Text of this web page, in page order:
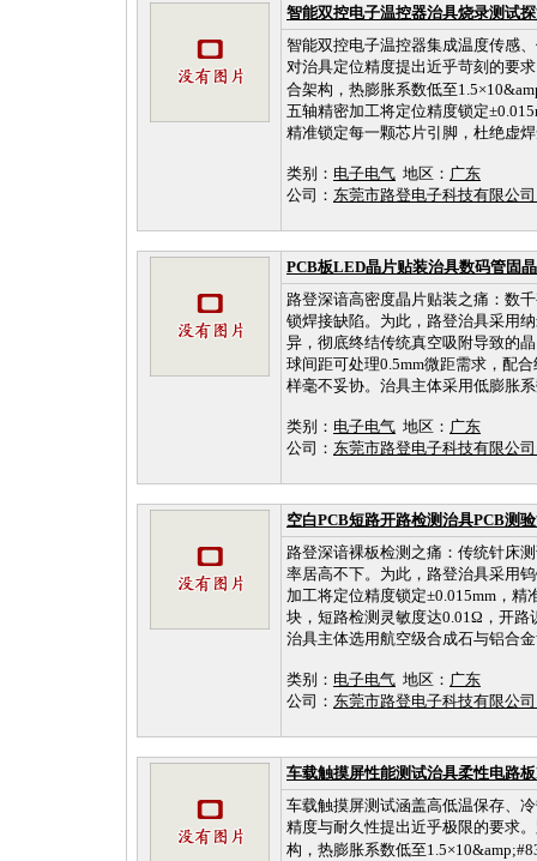
智能双控电子温控器治具烧录测试
智能双控电子温控器集成温度传感
对治具定位精度提出近乎苛刻的要
合架构，热膨胀系数低至
五轴精密加工将定位精度锁定
精准锁定每一颗芯片引脚，杜绝虚
类别： 电子电气 地区： 广东
公司： 东莞市路登电子科技有限公
PCB板LED晶片贴装治具数码管固
路登深谙高密度晶片贴装之痛：数
锁焊接缺陷。为此，路登治具采用
异，彻底终结传统真空吸附导致的
球间距可处理0.5mm微距需求，配
样毫不妥协。治具主体采用低膨胀
类别： 电子电气 地区： 广东
公司： 东莞市路登电子科技有限公
空白PCB短路开路检测治具PCB测
路登深谙裸板检测之痛：传统针床
率居高不下。为此，路登治具采用
加工将定位精度锁定±0.015mm，
块，短路检测灵敏度达0.01Ω，开路
治具主体选用航空级合成石与铝合
类别： 电子电气 地区： 广东
公司： 东莞市路登电子科技有限公
车载触摸屏性能测试治具柔性电路
车载触摸屏测试涵盖高低温保存、
精度与耐久性提出近乎极限的要求
构，热膨胀系数低至